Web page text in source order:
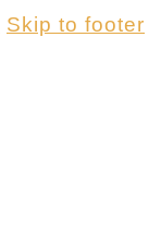
Skip to footer